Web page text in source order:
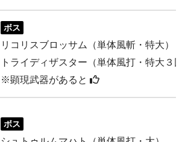
ボス
リコリスブロッサム（単体風斬・特大）
トライディザスター（単体風打・特大３
※顕現武器があると
ボス